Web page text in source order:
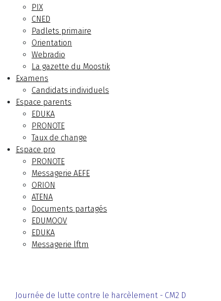
PIX
CNED
Padlets primaire
Orientation
Webradio
La gazette du Moostik
Examens
Candidats individuels
Espace parents
EDUKA
PRONOTE
Taux de change
Espace pro
PRONOTE
Messagerie AEFE
ORION
ATENA
Documents partagés
EDUMOOV
EDUKA
Messagerie lftm
Journée de lutte contre le harcèlement - CM2 D